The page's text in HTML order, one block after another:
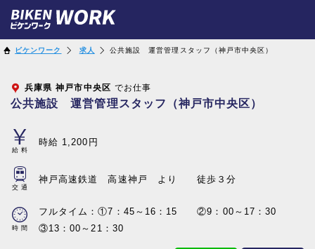
ビケンワーク 求人 公共施設 運営管理スタッフ（神戸市中央区）
兵庫県 神戸市中央区 でお仕事
公共施設 運営管理スタッフ（神戸市中央区）
給料
時給 1,200円
交通
神戸高速鉄道 高速神戸 より 徒歩３分
時間
フルタイム：①7：45～16：15 ②9：00～17：30
③13：00～21：30